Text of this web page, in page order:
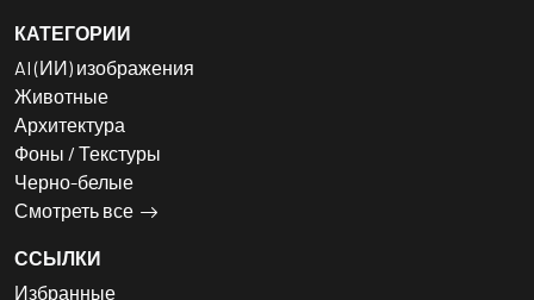
КАТЕГОРИИ
AI (ИИ) изображения
Животные
Архитектура
Фоны / Текстуры
Черно-белые
Смотреть все
ССЫЛКИ
Избранные